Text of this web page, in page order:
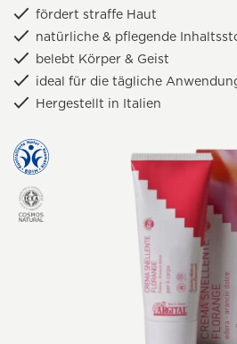
fördert straffe Haut
natürliche & pflegende
belebt Körper & Geist
ideal für die tägliche
Hergestellt in Italien